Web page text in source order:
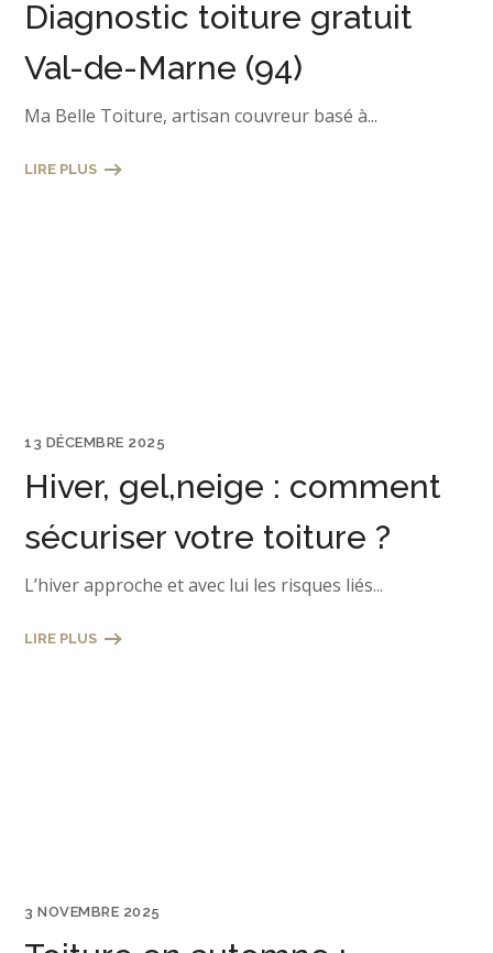
Diagnostic toiture gratuit
Val-de-Marne (94)
Ma Belle Toiture, artisan couvreur basé à...
LIRE PLUS
13 DÉCEMBRE 2025
Hiver, gel,neige : comment
sécuriser votre toiture ?
L’hiver approche et avec lui les risques liés...
LIRE PLUS
3 NOVEMBRE 2025